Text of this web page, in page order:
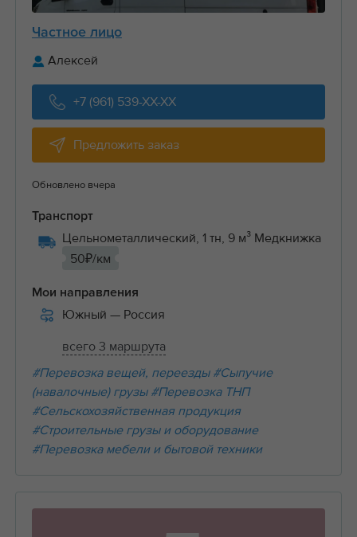
Частное лицо
Алексей
+7 (961) 539-XX-XX
Предложить заказ
Обновлено вчера
Транспорт
Цельнометаллический, 1 тн, 9 м³ Медкнижка
50₽/км
Мои направления
Южный — Россия
всего 3 маршрута
#Перевозка вещей, переезды #Сыпучие
(навалочные) грузы #Перевозка ТНП
#Сельскохозяйственная продукция
#Строительные грузы и оборудование
#Перевозка мебели и бытовой техники